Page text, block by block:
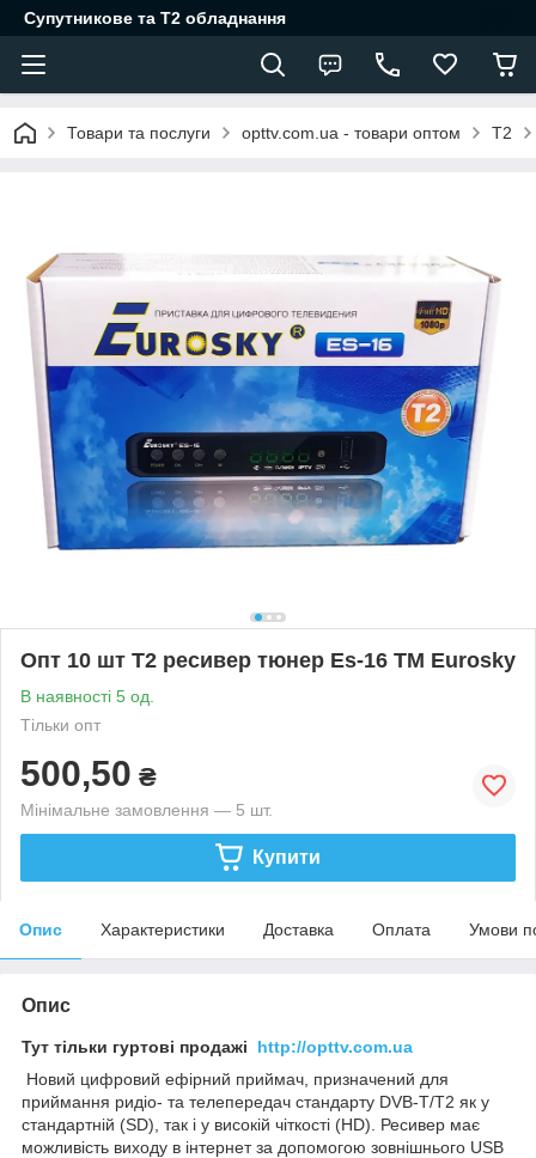
Супутникове та Т2 обладнання
Товари та послуги opttv.com.ua - товари оптом Т2
Опт 10 шт Т2 ресивер тюнер Es-16 ТМ Eurosky
В наявності 5 од.
Тільки опт
500,50 ₴
Мінімальне замовлення — 5 шт.
Купити
Опис Характеристики Доставка Оплата Умови
Опис
Тут тільки гуртові продажі http://opttv.com.ua
Новий цифровий ефірний приймач, призначений для
приймання ридіо- та телепередач стандарту DVB-T/T2 як у
стандартній (SD), так і у високій чіткості (HD). Ресивер має
можливість виходу в інтернет за допомогою зовнішнього USB